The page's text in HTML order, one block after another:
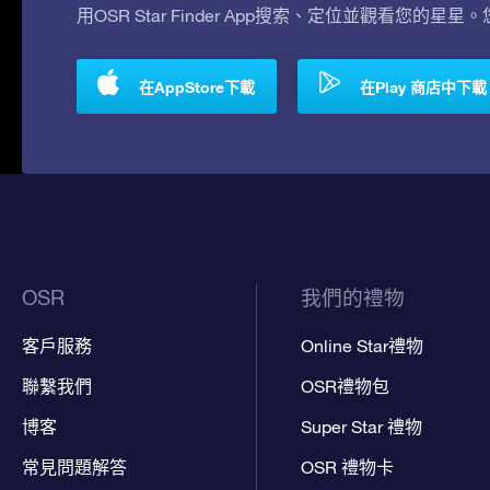
用OSR Star Finder App搜索、定位並觀看您的星星。
在AppStore下載 在Play 商店中下載
OSR
客戶服務
聯繫我們
博客
常見問題解答
我們的禮物
Online Star禮物
OSR禮物包
Super Star 禮物
OSR 禮物卡